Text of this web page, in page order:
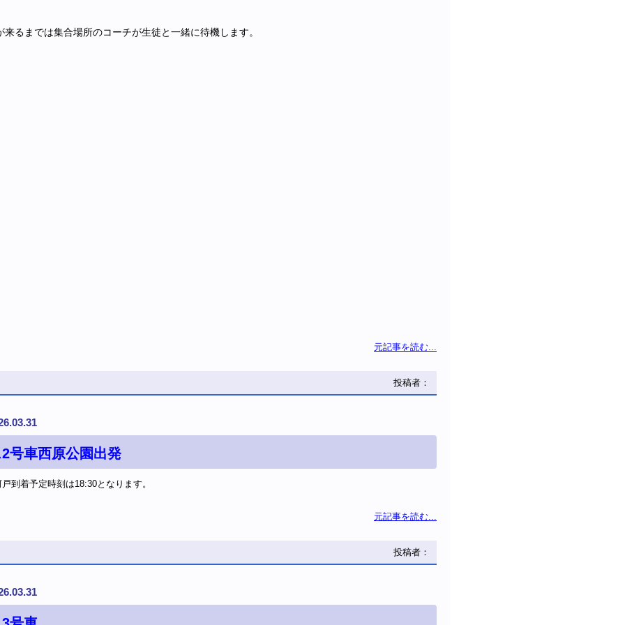
来るまでは集合場所のコーチが生徒と一緒に待機します。
元記事を読む...
投稿者：
号車西原公園出発
到着予定時刻は18:30となります。
元記事を読む...
投稿者：